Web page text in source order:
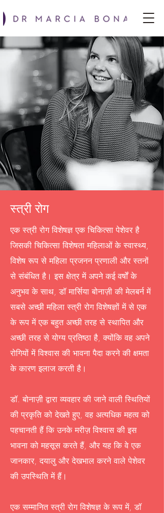
स्त्री रोग
एक स्त्री रोग विशेषज्ञ एक चिकित्सा पेशेवर है
जिसकी चिकित्सा विशेषता महिलाओं के स्वास्थ्य,
विशेष रूप से महिला प्रजनन प्रणाली और स्तनों
से संबंधित है। इस क्षेत्र में अपने कई वर्षों के
अनुभव के साथ, डॉ मार्सिया बोनाज़ी की मेलबर्न में
सबसे अच्छी महिला स्त्री रोग विशेषज्ञों में से एक
के रूप में एक बहुत अच्छी तरह से स्थापित और
अच्छी तरह से योग्य प्रतिष्ठा है, क्योंकि वह अपने
रोगियों में विश्वास की भावना पैदा करने की क्षमता
के कारण इलाज करती है।
डॉ. बोनाज़ी द्वारा व्यवहार की जाने वाली स्थितियों
की प्रकृति को देखते हुए, वह अत्यधिक महत्व को
पहचानती हैं कि उनके मरीज़ विश्वास की इस
भावना को महसूस करते हैं, और यह कि वे एक
जानकार, दयालु और देखभाल करने वाले पेशेवर
की उपस्थिति में हैं।
एक सम्मानित स्त्री रोग विशेषज्ञ के रूप में, डॉ